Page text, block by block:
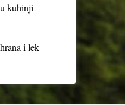
kuhinji
i lek